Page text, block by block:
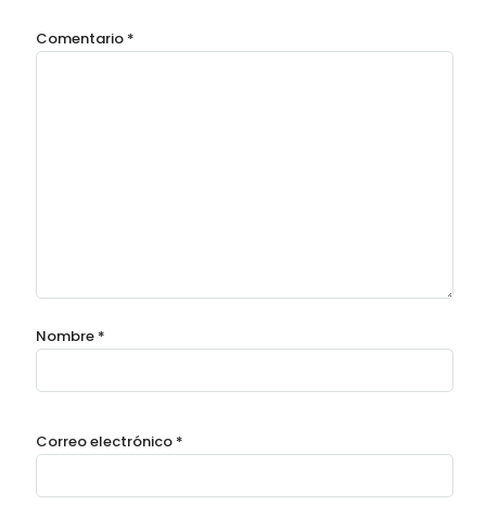
Comentario *
Nombre *
Correo electrónico *